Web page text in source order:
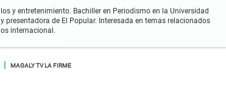
y entretenimiento. Bachiller en Periodismo en la Universidad
presentadora de El Popular. Interesada en temas relacionados
internacional.
MAGALY TV LA FIRME